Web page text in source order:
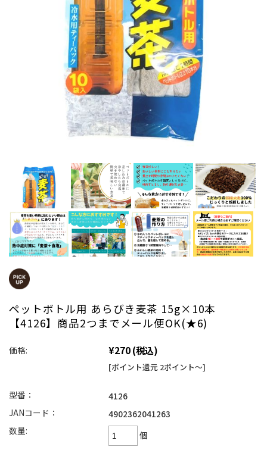
ペットボトル用 あらびき麦茶 15g×10本
【4126】商品2つまでメール便OK(★6)
価格: ¥270(税込)
[ポイント還元 2ポイント～]
型番：
4126
JANコード：
4902362041263
数量:
個